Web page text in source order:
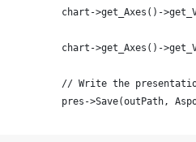
chart->get_Axes()-
chart->get_Axes()-
// Write the
pres->Save(outPath,